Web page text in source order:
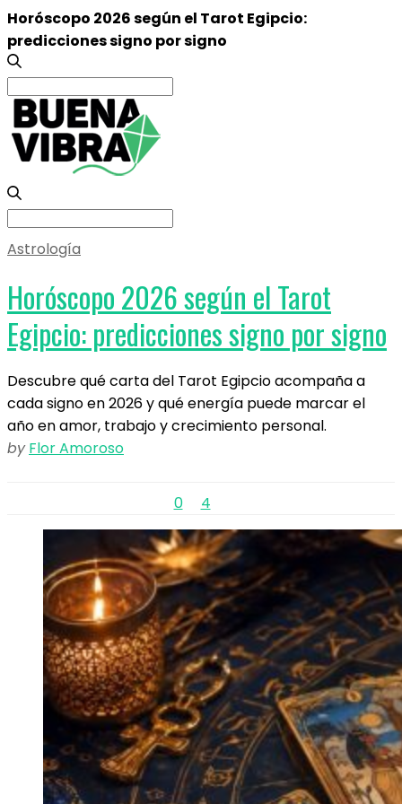
Horóscopo 2026 según el Tarot Egipcio:
predicciones signo por signo
Search
for:
Search
Astrología
Horóscopo 2026 según el Tarot
Egipcio: predicciones signo por signo
Descubre qué carta del Tarot Egipcio acompaña a
cada signo en 2026 y qué energía puede marcar el
año en amor, trabajo y crecimiento personal.
by Flor Amoroso
0 4